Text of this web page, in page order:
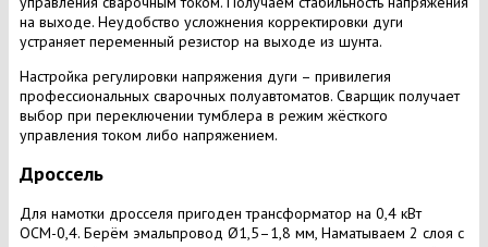
на выходе. Неудобство усложнения корректировки дуги
устраняет переменный резистор на выходе из шунта.
Настройка регулировки напряжения дуги – привилегия
профессиональных сварочных полуавтоматов. Сварщик получает
выбор при переключении тумблера в режим жёсткого
управления током либо напряжением.
Дроссель
Для намотки дросселя пригоден трансформатор на 0,4 кВт
ОСМ-0,4. Берём эмальпровод Ø1,5–1,8 мм, Наматываем 2 слоя с